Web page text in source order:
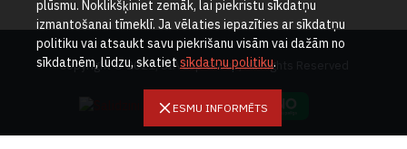
Copyright © 2021, SIA Esp Group, All Rights Reserved
ESMU INFORMĒTS
plūsmu. Noklikšķiniet zemāk, lai piekristu sīkdatņu
izmantošanai tīmeklī. Ja vēlaties iepazīties ar sīkdatņu
politiku vai atsaukt savu piekrišanu visām vai dažām no
sīkdatnēm, lūdzu, skatiet sīkdatņu politiku.